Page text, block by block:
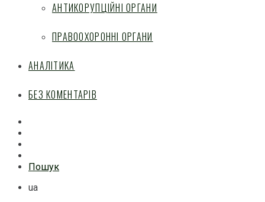
АНТИКОРУПЦІЙНІ ОРГАНИ
ПРАВООХОРОННІ ОРГАНИ
АНАЛІТИКА
БЕЗ КОМЕНТАРІВ
Пошук
ua